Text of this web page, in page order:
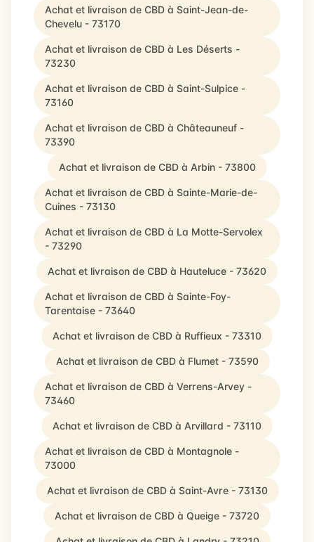
Achat et livraison de CBD à Saint-Jean-de-
Chevelu - 73170
Achat et livraison de CBD à Les Déserts -
73230
Achat et livraison de CBD à Saint-Sulpice -
73160
Achat et livraison de CBD à Châteauneuf -
73390
Achat et livraison de CBD à Arbin - 73800
Achat et livraison de CBD à Sainte-Marie-de-
Cuines - 73130
Achat et livraison de CBD à La Motte-Servolex
- 73290
Achat et livraison de CBD à Hauteluce - 73620
Achat et livraison de CBD à Sainte-Foy-
Tarentaise - 73640
Achat et livraison de CBD à Ruffieux - 73310
Achat et livraison de CBD à Flumet - 73590
Achat et livraison de CBD à Verrens-Arvey -
73460
Achat et livraison de CBD à Arvillard - 73110
Achat et livraison de CBD à Montagnole -
73000
Achat et livraison de CBD à Saint-Avre - 73130
Achat et livraison de CBD à Queige - 73720